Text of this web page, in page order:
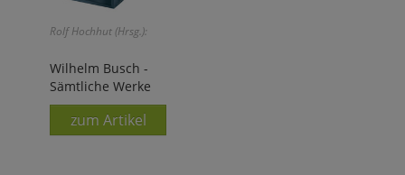
Rolf Hochhut (Hrsg.):
Wilhelm Busch -
Sämtliche Werke
zum Artikel